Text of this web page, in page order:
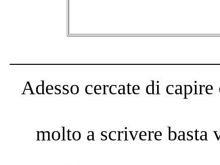
Adesso cercate di
molto a scrivere basta